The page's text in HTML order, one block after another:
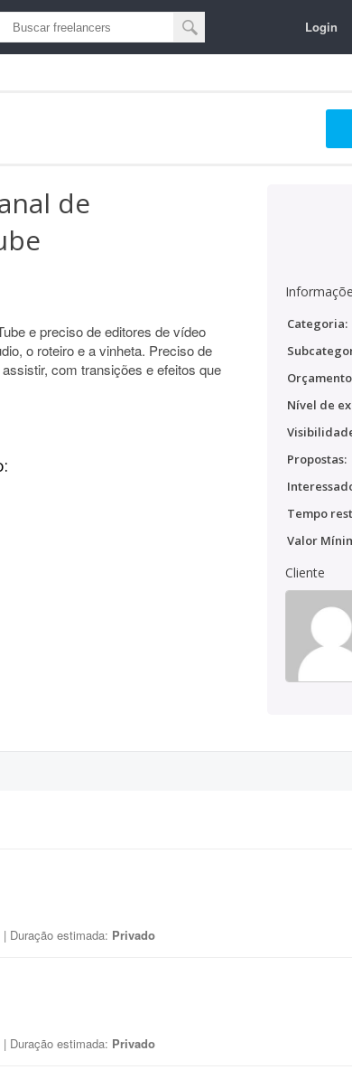
Login
de
e preciso de editores de vídeo
o roteiro e a vinheta. Preciso de
com transições e efeitos que
Categoria:
Nível de
Propostas:
Tempo
Valor
Cliente
| Duração estimada: Privado
| Duração estimada: Privado